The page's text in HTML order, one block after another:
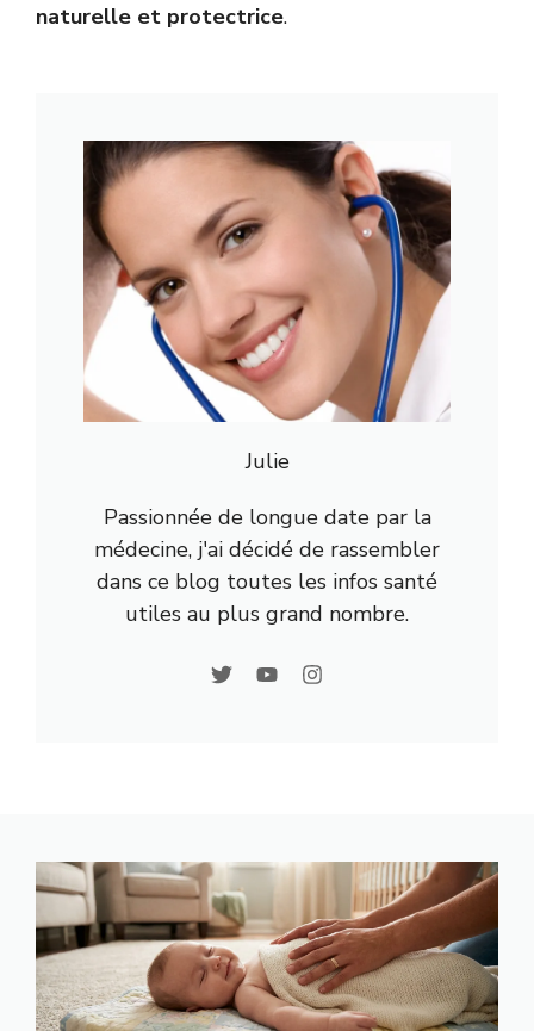
naturelle et protectrice.
Julie
Passionnée de longue date par la
médecine, j'ai décidé de rassembler
dans ce blog toutes les infos santé
utiles au plus grand nombre.